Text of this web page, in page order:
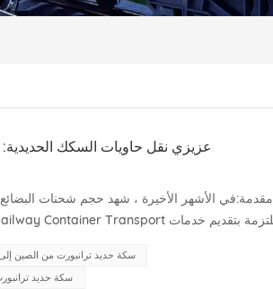
عزيزي نقل حاويات السكك
مقدمة:في الأشهر الأخيرة ، شهد حجم شحنات
سكة حديد ترانبورت من الصين
سكة حديد